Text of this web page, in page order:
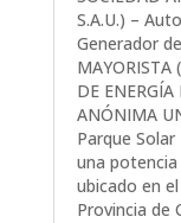
S.A.U.) –
Generador
MAYORISTA
DE
ANÓNIMA
Parque
una potencia
ubicado en
Provincia de